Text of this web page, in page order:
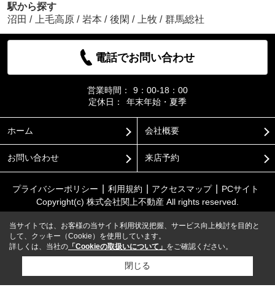
駅から探す
沼田 / 上毛高原 / 岩本 / 後閑 / 上牧 / 群馬総社
電話でお問い合わせ
営業時間：
9：00-18：00
定休日：
年末年始・夏季
ホーム 会社概要
お問い合わせ 来店予約
プライバシーポリシー 利用規約 アクセスマップ
PCサイト
Copyright(c) 株式会社関上不動産 All rights reserved.
当サイトでは、お客様の当サイト利用状況把握、サービス向上検討を目的と
して、クッキー（Cookie）を使用しています。
詳しくは、当社の 「Cookieの取扱いについて」 をご確認ください。
閉じる